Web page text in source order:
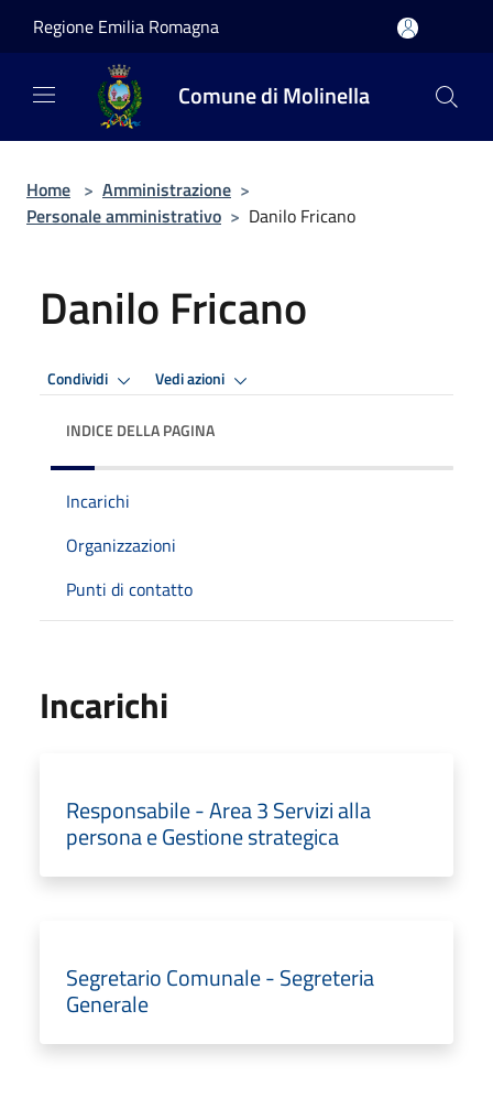
Regione Emilia Romagna
Comune di Molinella
Home > Amministrazione >
Personale amministrativo > Danilo Fricano
Danilo Fricano
Condividi Vedi azioni
INDICE DELLA PAGINA
Incarichi
Organizzazioni
Punti di contatto
Incarichi
Responsabile - Area 3 Servizi alla
persona e Gestione strategica
Segretario Comunale - Segreteria
Generale